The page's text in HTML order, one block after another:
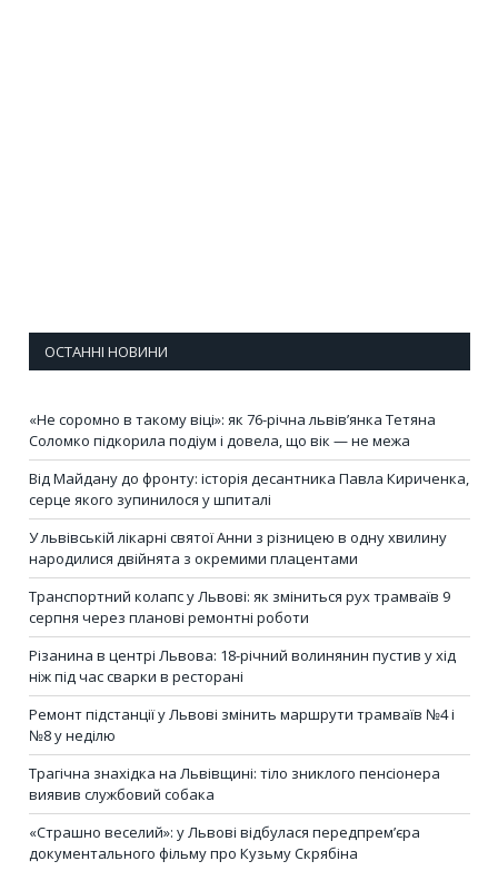
ОСТАННІ НОВИНИ
«Не соромно в такому віці»: як 76-річна львів’янка Тетяна
Соломко підкорила подіум і довела, що вік — не межа
Від Майдану до фронту: історія десантника Павла Кириченка,
серце якого зупинилося у шпиталі
У львівській лікарні святої Анни з різницею в одну хвилину
народилися двійнята з окремими плацентами
Транспортний колапс у Львові: як зміниться рух трамваїв 9
серпня через планові ремонтні роботи
Різанина в центрі Львова: 18-річний волинянин пустив у хід
ніж під час сварки в ресторані
Ремонт підстанції у Львові змінить маршрути трамваїв №4 і
№8 у неділю
Трагічна знахідка на Львівщині: тіло зниклого пенсіонера
виявив службовий собака
«Страшно веселий»: у Львові відбулася передпрем’єра
документального фільму про Кузьму Скрябіна